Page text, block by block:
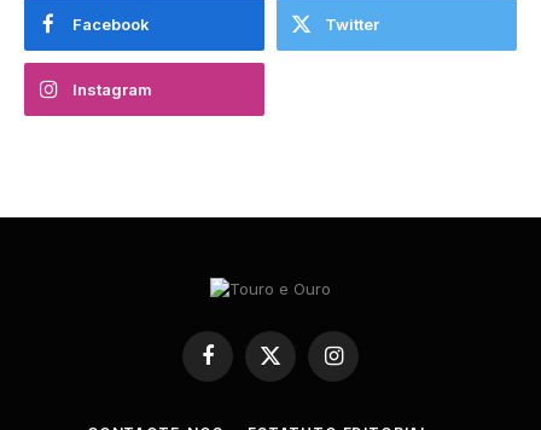
Facebook Twitter
Instagram
Facebook
X
(Twitter)
Instagram